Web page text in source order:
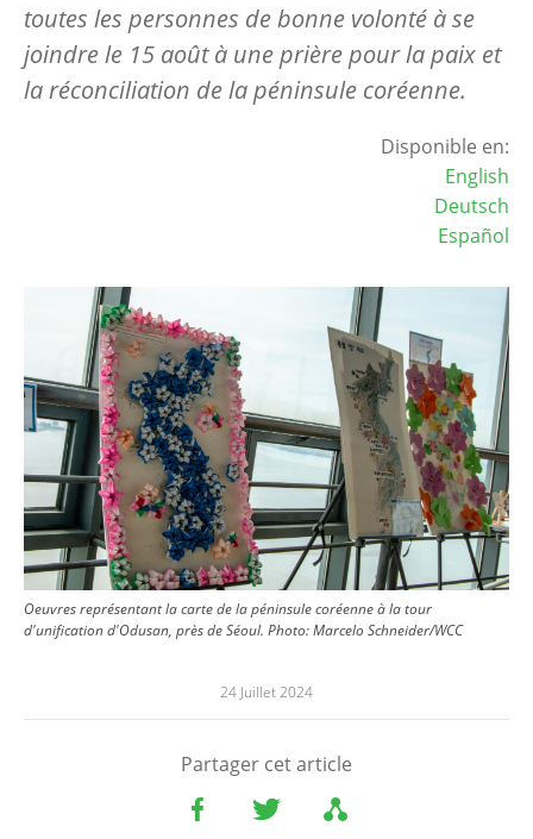
toutes les personnes de bonne volonté à se
joindre le 15 août à une prière pour la paix et
la réconciliation de la péninsule coréenne.
Disponible en:
English
Deutsch
Español
Oeuvres représentant la carte de la péninsule coréenne à la tour
d'unification d'Odusan, près de Séoul. Photo:Marcelo Schneider/WCC
24 Juillet 2024
Partager cet article